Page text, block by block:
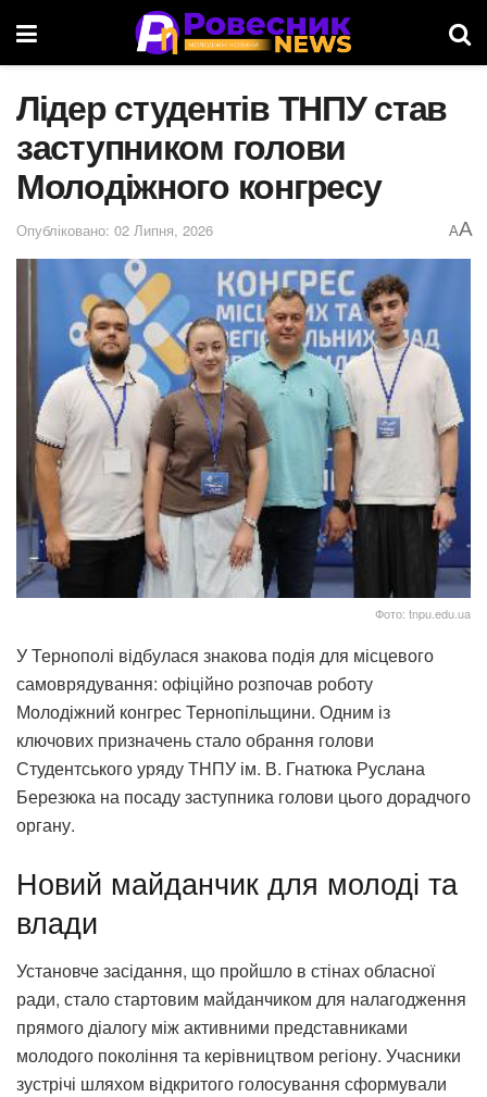
Лідер студентів ТНПУ став
заступником голови
Молодіжного конгресу
Опубліковано: 02 Липня, 2026 AA
Фото: tnpu.edu.ua
У Тернополі відбулася знакова подія для місцевого
самоврядування: офіційно розпочав роботу
Молодіжний конгрес Тернопільщини. Одним із
ключових призначень стало обрання голови
Студентського уряду ТНПУ ім. В. Гнатюка Руслана
Березюка на посаду заступника голови цього дорадчого
органу.
Новий майданчик для молоді та
влади
Установче засідання, що пройшло в стінах обласної
ради, стало стартовим майданчиком для налагодження
прямого діалогу між активними представниками
молодого покоління та керівництвом регіону. Учасники
зустрічі шляхом відкритого голосування сформували